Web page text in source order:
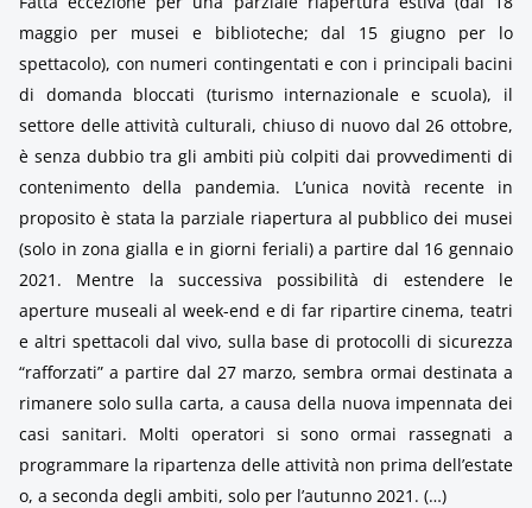
maggio per musei e biblioteche; dal 15 giugno per lo
spettacolo), con numeri contingentati e con i principali bacini
di domanda bloccati (turismo internazionale e scuola), il
settore delle attività culturali, chiuso di nuovo dal 26 ottobre,
è senza dubbio tra gli ambiti più colpiti dai provvedimenti di
contenimento della pandemia. L’unica novità recente in
proposito è stata la parziale riapertura al pubblico dei musei
(solo in zona gialla e in giorni feriali) a partire dal 16 gennaio
2021. Mentre la successiva possibilità di estendere le
aperture museali al week-end e di far ripartire cinema, teatri
e altri spettacoli dal vivo, sulla base di protocolli di sicurezza
“rafforzati” a partire dal 27 marzo, sembra ormai destinata a
rimanere solo sulla carta, a causa della nuova impennata dei
casi sanitari. Molti operatori si sono ormai rassegnati a
programmare la ripartenza delle attività non prima dell’estate
o, a seconda degli ambiti, solo per l’autunno 2021. (…)